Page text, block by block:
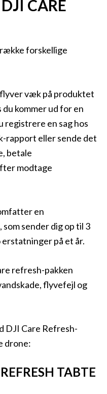
CARE
forskellige
væk på produktet
kommer ud for en
registrere en sag hos
rapport eller sende det
betale
modtage
en
sender dig op til 3
på et år.
refresh-pakken
flyvefejl og
DJI Care Refresh-
drone:
TABTE